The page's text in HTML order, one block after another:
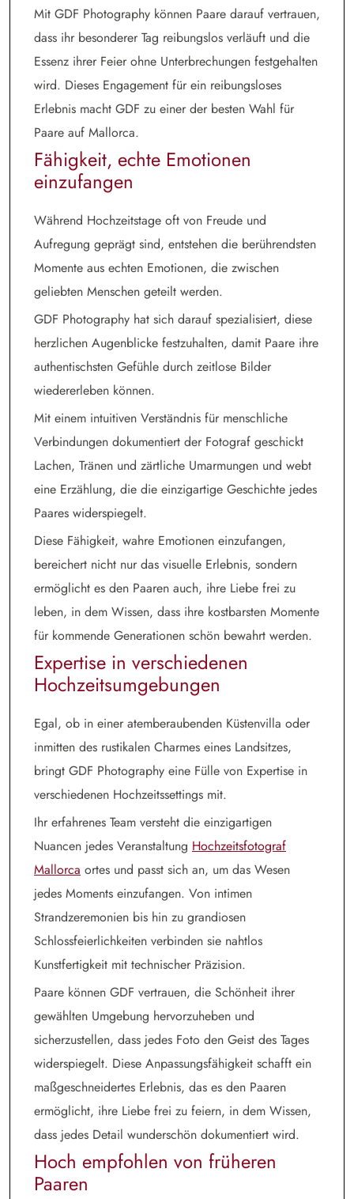
Mit GDF Photography können Paare darauf vertrauen,
dass ihr besonderer Tag reibungslos verläuft und die
Essenz ihrer Feier ohne Unterbrechungen festgehalten
wird. Dieses Engagement für ein reibungsloses
Erlebnis macht GDF zu einer der besten Wahl für
Paare auf Mallorca.
Fähigkeit, echte Emotionen
einzufangen
Während Hochzeitstage oft von Freude und
Aufregung geprägt sind, entstehen die berührendsten
Momente aus echten Emotionen, die zwischen
geliebten Menschen geteilt werden.
GDF Photography hat sich darauf spezialisiert, diese
herzlichen Augenblicke festzuhalten, damit Paare ihre
authentischsten Gefühle durch zeitlose Bilder
wiedererleben können.
Mit einem intuitiven Verständnis für menschliche
Verbindungen dokumentiert der Fotograf geschickt
Lachen, Tränen und zärtliche Umarmungen und webt
eine Erzählung, die die einzigartige Geschichte jedes
Paares widerspiegelt.
Diese Fähigkeit, wahre Emotionen einzufangen,
bereichert nicht nur das visuelle Erlebnis, sondern
ermöglicht es den Paaren auch, ihre Liebe frei zu
leben, in dem Wissen, dass ihre kostbarsten Momente
für kommende Generationen schön bewahrt werden.
Expertise in verschiedenen
Hochzeitsumgebungen
Egal, ob in einer atemberaubenden Küstenvilla oder
inmitten des rustikalen Charmes eines Landsitzes,
bringt GDF Photography eine Fülle von Expertise in
verschiedenen Hochzeitssettings mit.
Ihr erfahrenes Team versteht die einzigartigen
Nuancen jedes Veranstaltung Hochzeitsfotograf
Mallorca ortes und passt sich an, um das Wesen
jedes Moments einzufangen. Von intimen
Strandzeremonien bis hin zu grandiosen
Schlossfeierlichkeiten verbinden sie nahtlos
Kunstfertigkeit mit technischer Präzision.
Paare können GDF vertrauen, die Schönheit ihrer
gewählten Umgebung hervorzuheben und
sicherzustellen, dass jedes Foto den Geist des Tages
widerspiegelt. Diese Anpassungsfähigkeit schafft ein
maßgeschneidertes Erlebnis, das es den Paaren
ermöglicht, ihre Liebe frei zu feiern, in dem Wissen,
dass jedes Detail wunderschön dokumentiert wird.
Hoch empfohlen von früheren
Paaren